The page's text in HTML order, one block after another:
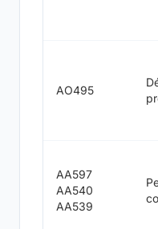
AO495
AA597
AA540
AA539